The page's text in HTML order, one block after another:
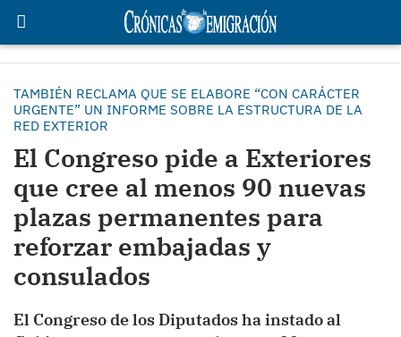
TAMBIÉN RECLAMA QUE SE ELABORE “CON CARÁCTER
URGENTE” UN INFORME SOBRE LA ESTRUCTURA DE LA
RED EXTERIOR
El Congreso pide a Exteriores
que cree al menos 90 nuevas
plazas permanentes para
reforzar embajadas y
consulados
El Congreso de los Diputados ha instado al